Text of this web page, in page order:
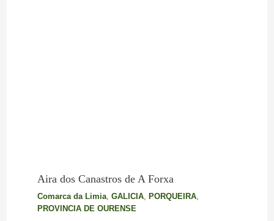
Aira dos Canastros de A Forxa
Comarca da Limia, GALICIA, PORQUEIRA,
PROVINCIA DE OURENSE